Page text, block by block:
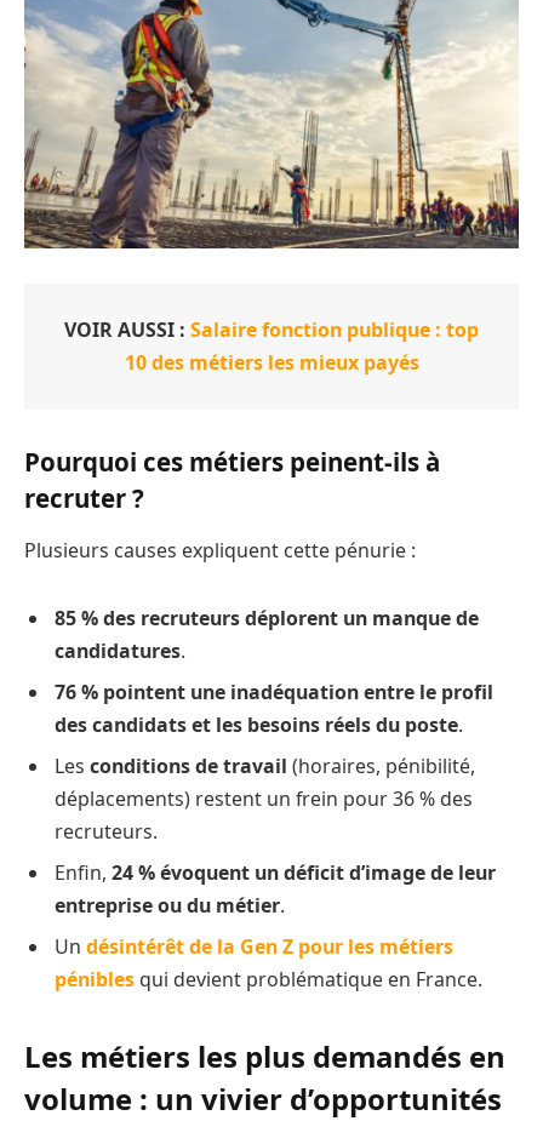
VOIR AUSSI : Salaire fonction publique : top
10 des métiers les mieux payés
Pourquoi ces métiers peinent-ils à
recruter ?
Plusieurs causes expliquent cette pénurie :
85 % des recruteurs déplorent un manque de
candidatures.
76 % pointent une inadéquation entre le profil
des candidats et les besoins réels du poste.
Les conditions de travail (horaires, pénibilité,
déplacements) restent un frein pour 36 % des
recruteurs.
Enfin, 24 % évoquent un déficit d’image de leur
entreprise ou du métier.
Un désintérêt de la Gen Z pour les métiers
pénibles qui devient problématique en France.
Les métiers les plus demandés en
volume : un vivier d’opportunités